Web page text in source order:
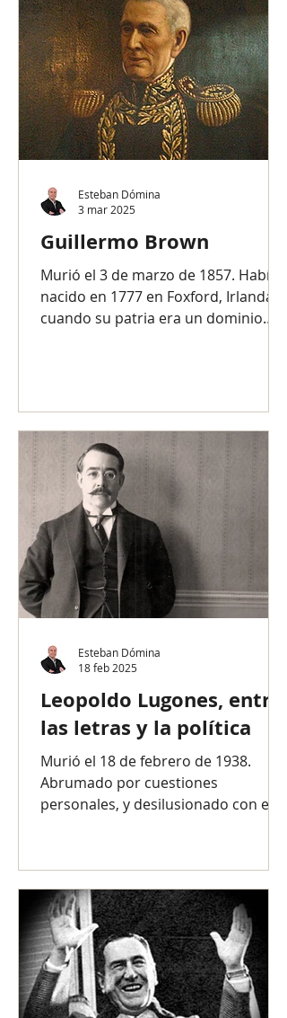
presidencias fundacionales
aparecen los primeros registros
pertinentes. Emilio Mitre, hermano
menor de Bartolomé —presidente
de la nación entre 1862 y 1868—,
militar de carrera, cu
Guillermo Brown
Murió el 3 de marzo de 1857. Había
nacido en 1777 en Foxford, Irlanda,
cuando su patria era un dominio
Esteban Dómina
3 mar 2025
Leopoldo Lugones, entre
las letras y la política
Murió el 18 de febrero de 1938.
Abrumado por cuestiones
personales, y desilusionado con el
Esteban Dómina
18 feb 2025